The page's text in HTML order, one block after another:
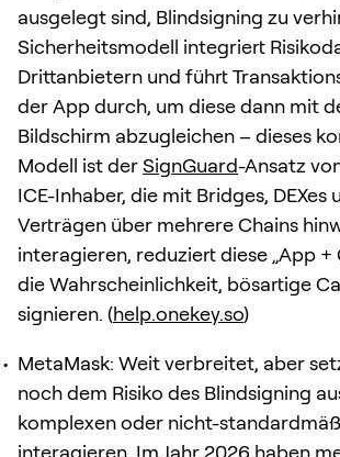
ausgelegt sind, Blindsigning zu
Sicherheitsmodell integriert
Drittanbietern und führt
der App durch, um diese dann mit
Bildschirm abzugleichen – dieses
Modell ist derSignGuard-Ansatz
ICE-Inhaber, die mit Bridges, DEXes
Verträgen über mehrere Chains
interagieren, reduziert diese „App +
die Wahrscheinlichkeit, bösartige
signieren. (help.onekey.so)
MetaMask: Weit verbreitet, aber
noch dem Risiko des Blindsigning
komplexen oder nicht-
interagieren. Im Jahr 2026 haben